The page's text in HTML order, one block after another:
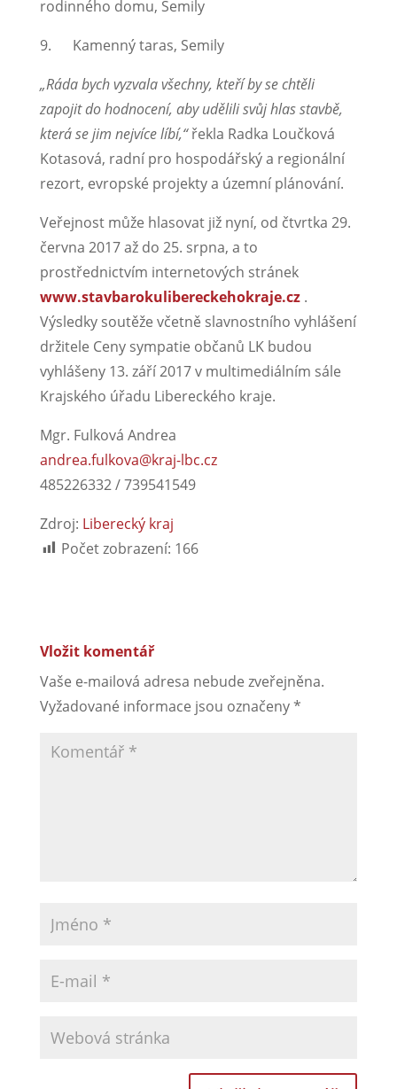
rodinného domu, Semily
9. Kamenný taras, Semily
„Ráda bych vyzvala všechny, kteří by se chtěli
zapojit do hodnocení, aby udělili svůj hlas stavbě,
která se jim nejvíce líbí,“řekla Radka Loučková
Kotasová, radní pro hospodářský a regionální
rezort, evropské projekty a územní plánování.
Veřejnost může hlasovat již nyní, od čtvrtka 29.
června 2017 až do 25. srpna, a to
prostřednictvím internetových stránek
www.stavbarokulibereckehokraje.cz .
Výsledky soutěže včetně slavnostního vyhlášení
držitele Ceny sympatie občanů LK budou
vyhlášeny 13. září 2017 v multimediálním sále
Krajského úřadu Libereckého kraje.
Mgr. Fulková Andrea
andrea.fulkova@kraj-lbc.cz
485226332 / 739541549
Zdroj: Liberecký kraj
Počet zobrazení: 166
Vložit komentář
Vaše e-mailová adresa nebude zveřejněna.
Vyžadované informace jsou označeny*